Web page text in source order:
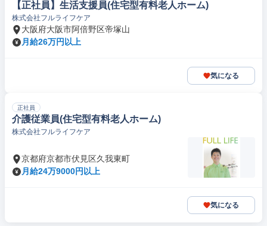
【正社員】生活支援員(住宅型有料老人ホーム)
株式会社フルライフケア
大阪府大阪市阿倍野区帝塚山
月給26万円以上
気になる
正社員
介護従業員(住宅型有料老人ホーム)
株式会社フルライフケア
京都府京都市伏見区久我東町
月給24万9000円以上
気になる